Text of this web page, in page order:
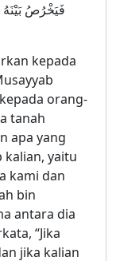
فَيَخْرُصُ بَيْنَهُ
kepada
orang-
tanah
apa yang
yaitu
kami dan
bin
antara dia
“Jika
jika kalian